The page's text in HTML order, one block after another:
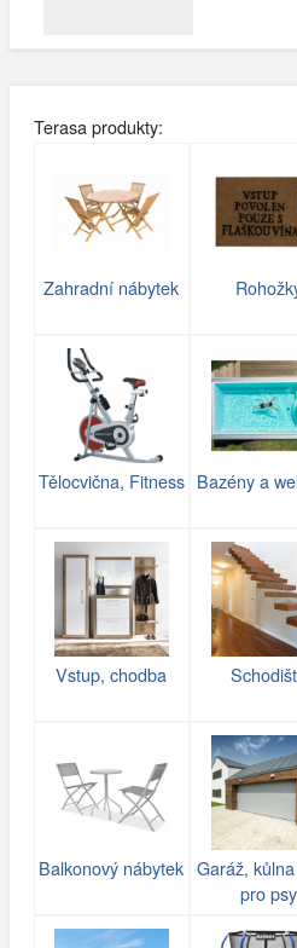
Terasa produkty:
Zahradní nábytek
Tělocvična, Fitness Bazény a
Vstup, chodba
Balkonový nábytek Garáž,
pro psy